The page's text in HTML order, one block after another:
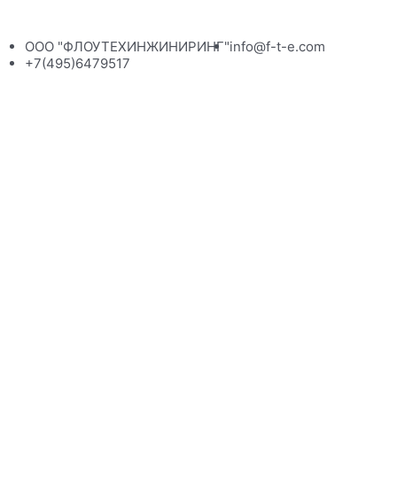
ООО "ФЛОУТЕХИНЖИНИРИНГ"info@f-t-e.com
+7(495)6479517